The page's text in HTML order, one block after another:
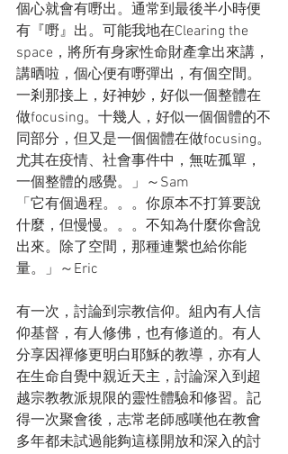
個心就會有嘢出。通常到最後半小時便
有『嘢』出。可能我地在Clearing the
space，將所有身家性命財產拿出來講，
講晒啦，個心便有嘢彈出，有個空間。
一剎那接上，好神妙，好似一個整體在
做focusing。十幾人，好似一個個體的不
同部分，但又是一個個體在做focusing。
尤其在疫情、社會事件中，無咗孤單，
一個整體的感覺。」～Sam
「它有個過程。。。你原本不打算要說
什麼，但慢慢。。。不知為什麼你會說
出來。除了空間，那種連繫也給你能
量。」～Eric
有一次，討論到宗教信仰。組內有人信
仰基督，有人修佛，也有修道的。有人
分享因禪修更明白耶穌的教導，亦有人
在生命自覺中親近天主，討論深入到超
越宗教教派規限的靈性體驗和修習。記
得一次聚會後，志常老師感嘆他在教會
多年都未試過能夠這樣開放和深入的討